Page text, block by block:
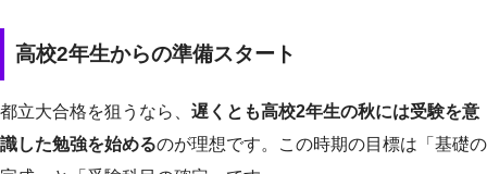
高校2年生からの準備スタート
都立大合格を狙うなら、 遅くとも高校2年生の秋には受験を意
識した勉強を始めるのが理想です。この時期の目標は「基礎の